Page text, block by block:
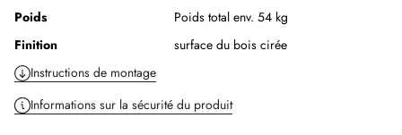
Poids
Poids total env. 54 kg
Finition
surface du bois cirée
Instructions de montage
Informations sur la sécurité du produit